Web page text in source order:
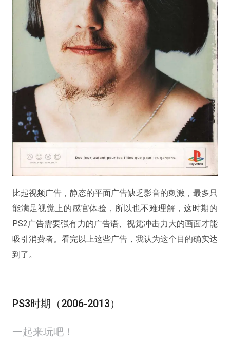
比起视频广告，静态的平面广告缺乏影音的刺激，最多只
能满足视觉上的感官体验，所以也不难理解，这时期的
PS2广告需要强有力的广告语、视觉冲击力大的画面才能
吸引消费者。看完以上这些广告，我认为这个目的确实达
到了。
PS3时期（2006-2013）
一起来玩吧！